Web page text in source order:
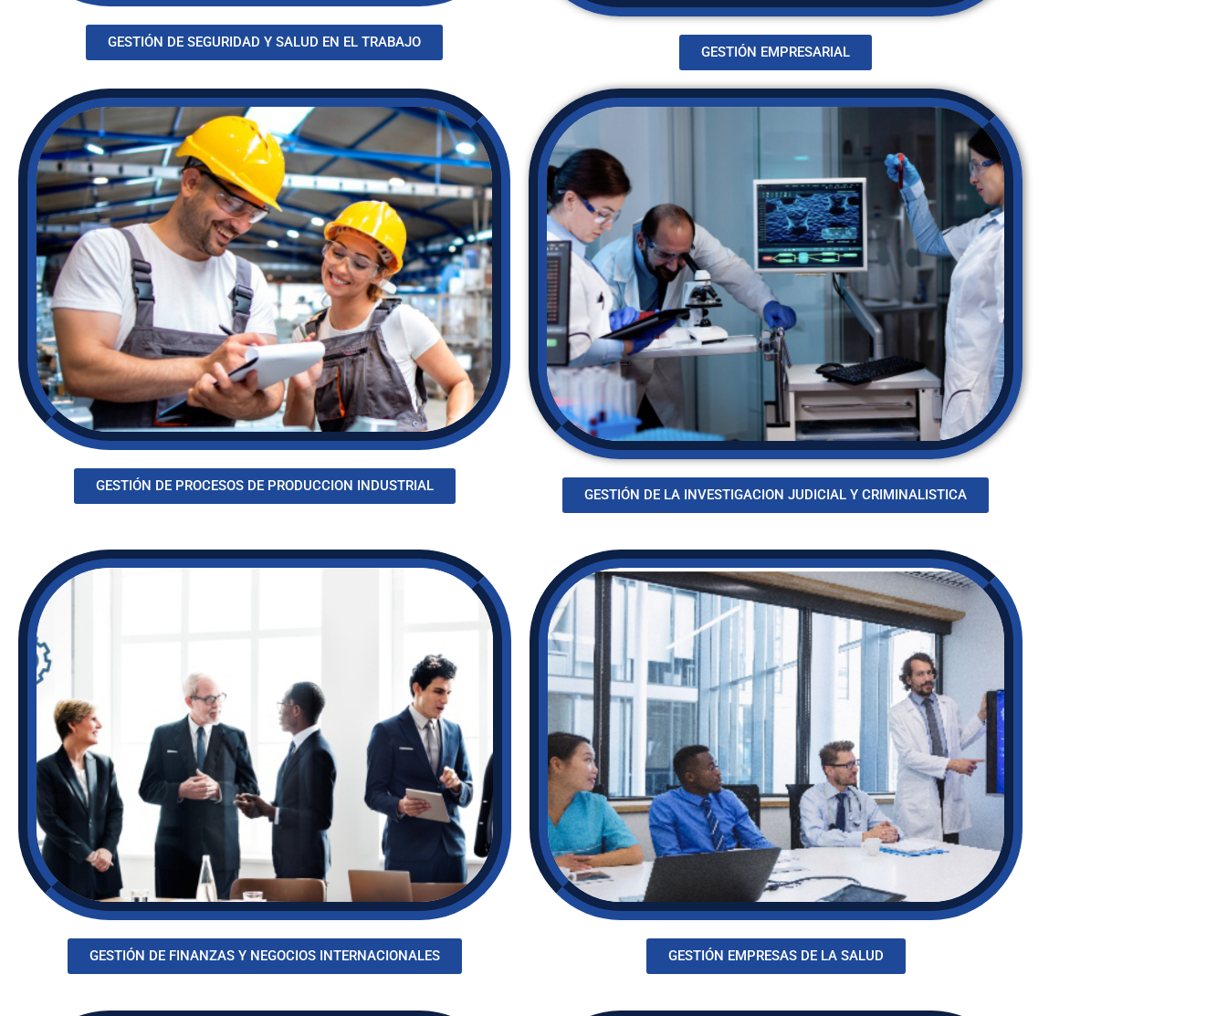
GESTIÓN DE SEGURIDAD Y SALUD EN EL TRABAJO
GESTIÓN EMPRESARIAL
GESTIÓN DE PROCESOS DE PRODUCCION INDUSTRIAL
GESTIÓN DE LA INVESTIGACION JUDICIAL Y CRIMINALISTICA
GESTIÓN DE FINANZAS Y NEGOCIOS INTERNACIONALES GESTIÓN EMPRESAS DE LA SALUD